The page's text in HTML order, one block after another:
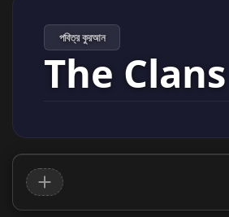
পবিত্র কুরআন
The Clans